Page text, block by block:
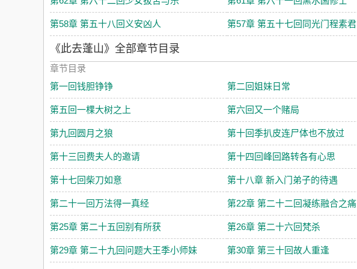
第58章 第五十八回义安凶人 第57章 第五十七回同光门程素君
《此去蓬山》全部章节目录
章节目录
第一回钱胆铮铮
第二回姐妹日常
第五回一棵大树之上 第六回又一个赌局
第九回圆月之狼 第十回季扒皮连尸体也不放过
第十三回费夫人的邀请 第十四回峰回路转各有心思
第十七回柴刀如意 第十八章 新入门弟子的待遇
第二十一回万法得一真经 第22章 第二十二回凝练融合之痛
第25章 第二十五回别有所获 第26章 第二十六回梵杀
第29章 第二十九回问题大王季小师妹 第30章 第三十回故人重逢